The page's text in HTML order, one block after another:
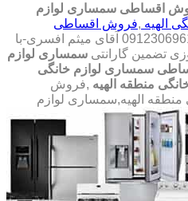
اقساطی سمساری لوازم
الهیه ,فروش اقساطی
,09123069612 آقای میثم افسری-با
تضمین گارانتی سمساری لوازم
سمساری لوازم خانگی
منطقه الهیه ,فروش
الهیه,سمساری لوازم